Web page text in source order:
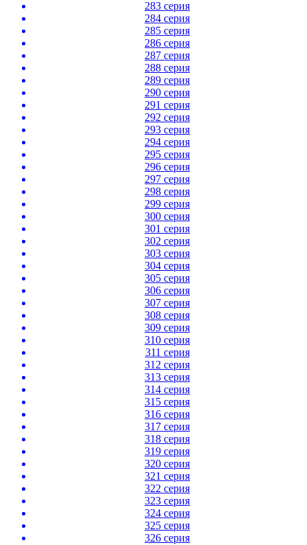
283 серия
284 серия
285 серия
286 серия
287 серия
288 серия
289 серия
290 серия
291 серия
292 серия
293 серия
294 серия
295 серия
296 серия
297 серия
298 серия
299 серия
300 серия
301 серия
302 серия
303 серия
304 серия
305 серия
306 серия
307 серия
308 серия
309 серия
310 серия
311 серия
312 серия
313 серия
314 серия
315 серия
316 серия
317 серия
318 серия
319 серия
320 серия
321 серия
322 серия
323 серия
324 серия
325 серия
326 серия